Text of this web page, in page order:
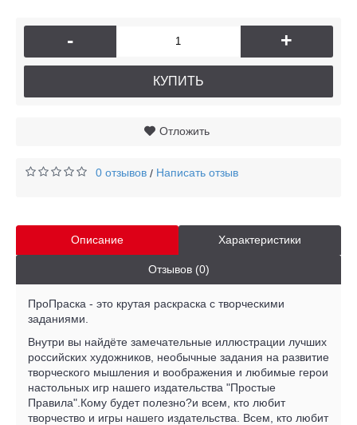
- +
КУПИТЬ
Отложить
0 отзывов / Написать отзыв
Описание Характеристики
Отзывов (0)
ПроПраска - это крутая раскраска с творческими
заданиями.
Внутри вы найдёте замечательные иллюстрации лучших
российских художников, необычные задания на развитие
творческого мышления и воображения и любимые герои
настольных игр нашего издательства "Простые
Правила".Кому будет полезно?и всем, кто любит
творчество и игры нашего издательства. Всем, кто любит